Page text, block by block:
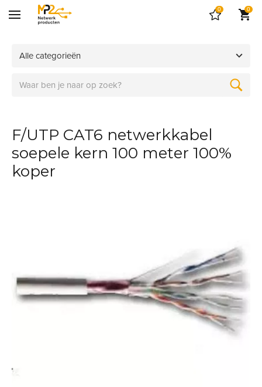
0 0
Alle categorieën
F/UTP CAT6 netwerkkabel
soepele kern 100 meter 100%
koper